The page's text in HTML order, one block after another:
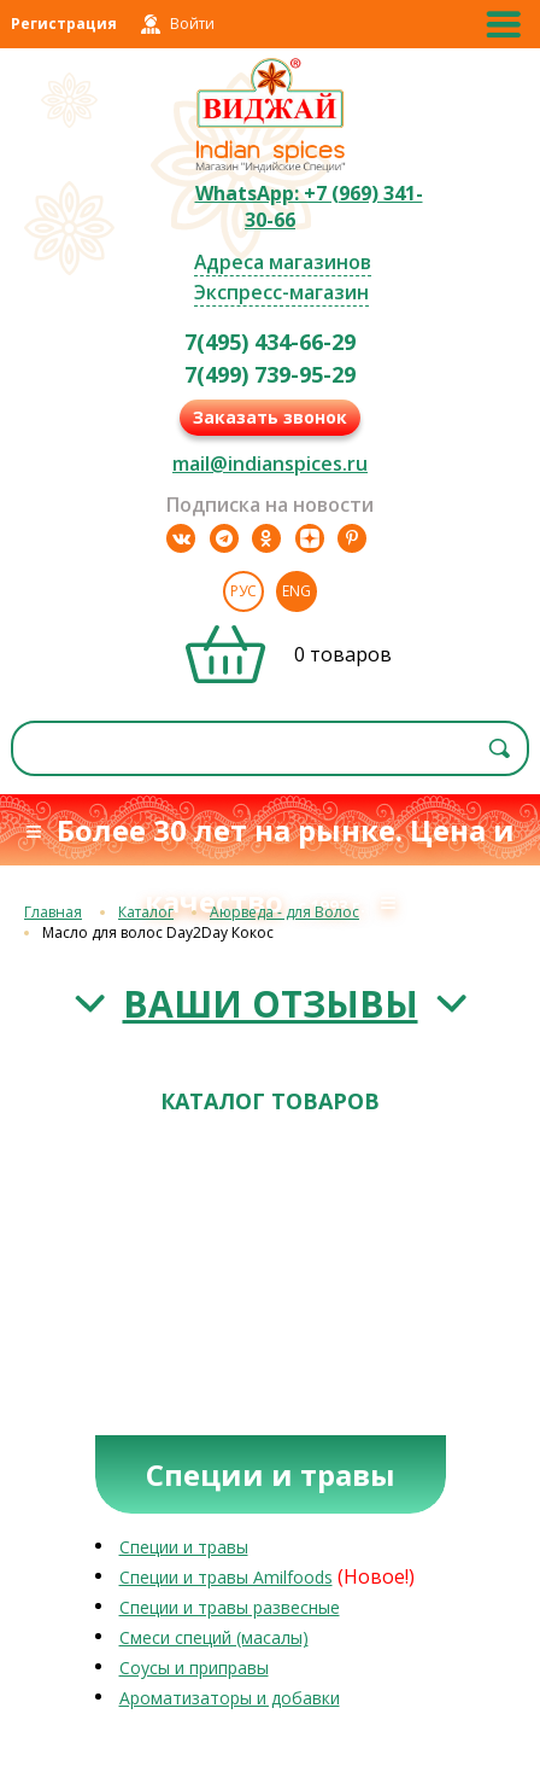
Регистрация Войти
WhatsApp: +7 (969) 341-
30-66
Адреса магазинов
Экспресс-магазин
7(495) 434-66-29
7(499) 739-95-29
Заказать звонок
mail@indianspices.ru
Подписка на новости
РУС ENG
0 товаров
≡ Более 30 лет на рынке. Цена и
качествос 1993 г. ≡
Главная Каталог
Аюрведа - для Волос
Масло для волос Day2Day Кокос
ВАШИ ОТЗЫВЫ
КАТАЛОГ ТОВАРОВ
Специи и травы
Специи и травы
Специи и травы Amilfoods (Новое!)
Специи и травы развесные
Смеси специй (масалы)
Соусы и приправы
Ароматизаторы и добавки